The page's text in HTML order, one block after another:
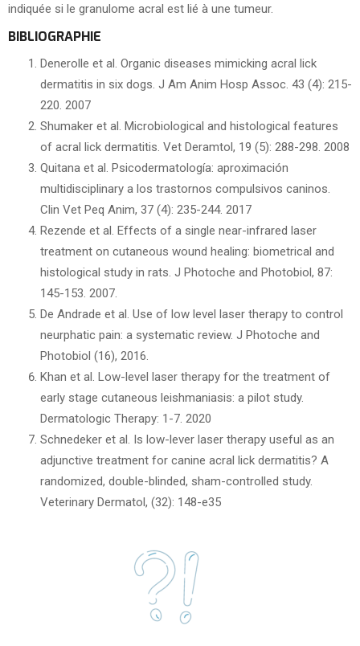
indiquée si le granulome acral est lié à une tumeur.
BIBLIOGRAPHIE
Denerolle et al. Organic diseases mimicking acral lick
dermatitis in six dogs. J Am Anim Hosp Assoc. 43 (4): 215-
220. 2007
Shumaker et al. Microbiological and histological features
of acral lick dermatitis. Vet Deramtol, 19 (5): 288-298. 2008
Quitana et al. Psicodermatología: aproximación
multidisciplinary a los trastornos compulsivos caninos.
Clin Vet Peq Anim, 37 (4): 235-244. 2017
Rezende et al. Effects of a single near-infrared laser
treatment on cutaneous wound healing: biometrical and
histological study in rats. J Photoche and Photobiol, 87:
145-153. 2007.
De Andrade et al. Use of low level laser therapy to control
neurphatic pain: a systematic review. J Photoche and
Photobiol (16), 2016.
Khan et al. Low-level laser therapy for the treatment of
early stage cutaneous leishmaniasis: a pilot study.
Dermatologic Therapy: 1-7. 2020
Schnedeker et al. Is low-lever laser therapy useful as an
adjunctive treatment for canine acral lick dermatitis? A
randomized, double-blinded, sham-controlled study.
Veterinary Dermatol, (32): 148-e35